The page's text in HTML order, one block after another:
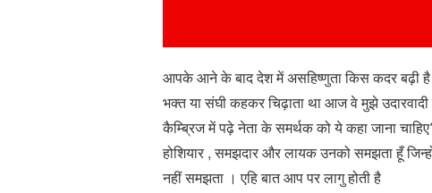
आपके आने के बाद देश में असहिष्णुता किस कदर बढ़ी
भक्त या संघी कहकर चिढ़ाता था आज वे मुझे
कैम्ब्रिज में पढ़े नेता के समर्थक को ये कहा जाना
होशियार , समझदार और लायक उनको समझता हूँ
नहीं समझता । एहि बात आप पर लागु होती है